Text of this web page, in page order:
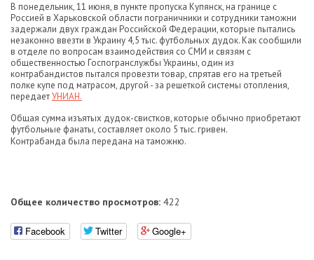
В понедельник, 11 июня, в пункте пропуска Купянск, на границе с
Россией в Харьковской области пограничники и сотрудники таможни
задержали двух граждан Российской Федерации, которые пытались
незаконно ввезти в Украину 4,5 тыс. футбольных дудок. Как сообщили
в отделе по вопросам взаимодействия со СМИ и связям с
общественностью Госпогранслужбы Украины, один из
контрабандистов пытался провезти товар, спрятав его на третьей
полке купе под матрасом, другой - за решеткой системы отопления,
передаетУНИАН.
Общая сумма изъятых дудок-свистков, которые обычно приобретают
футбольные фанаты, составляет около 5 тыс. гривен.
Контрабанда была передана на таможню.
Общее количество просмотров: 422
Facebook Twitter Google+